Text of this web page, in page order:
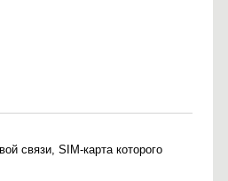
связи, SIM-карта которого